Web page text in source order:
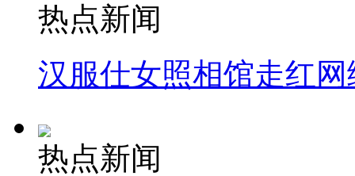
热点新闻
汉服仕女照相馆走红网
热点新闻